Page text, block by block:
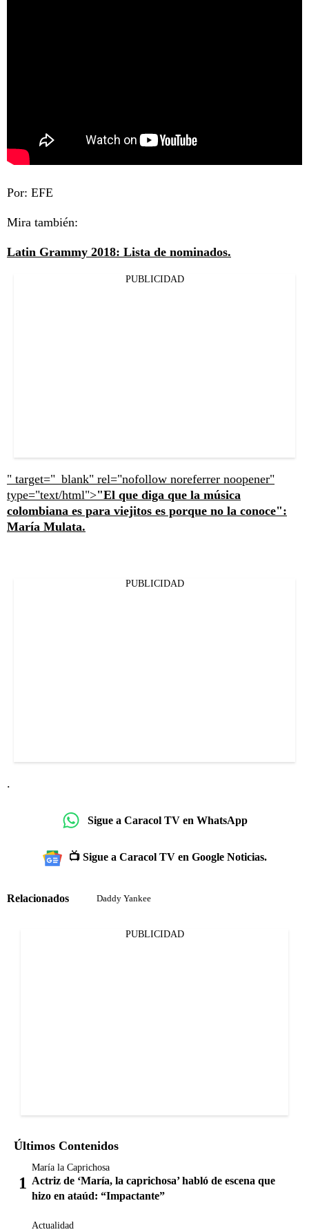
Por: EFE
Mira también:
Latin Grammy 2018: Lista de nominados.
PUBLICIDAD
" target="_blank" rel="nofollow noreferrer noopener"
type="text/html">"El que diga que la música
colombiana es para viejitos es porque no la conoce":
María Mulata.
PUBLICIDAD
.
Sigue a Caracol TV en WhatsApp
📺 Sigue a Caracol TV en Google Noticias.
Relacionados Daddy Yankee
PUBLICIDAD
Últimos Contenidos
María la Caprichosa
Actriz de ‘María, la caprichosa’ habló de escena que
hizo en ataúd: “Impactante”
Actualidad